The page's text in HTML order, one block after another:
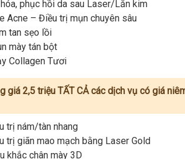
phục hồi da sau Laser/Lăn kim
Acne – Điều trị mụn chuyên sâu
tan sẹo lồi
mày tán bột
Collagen Tươi
giá 2,5 triệu TẤT CẢ các dịch vụ có giá
trị nám/tàn nhang
trị giãn mao mạch bằng Laser Gold
khắc chân mày 3D